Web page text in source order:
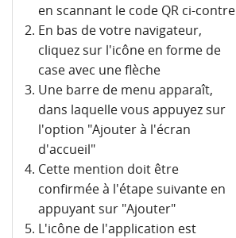
en scannant le code QR ci-contre
En bas de votre navigateur,
cliquez sur l'icône en forme de
case avec une flèche
Une barre de menu apparaît,
dans laquelle vous appuyez sur
l'option "Ajouter à l'écran
d'accueil"
Cette mention doit être
confirmée à l'étape suivante en
appuyant sur "Ajouter"
L'icône de l'application est